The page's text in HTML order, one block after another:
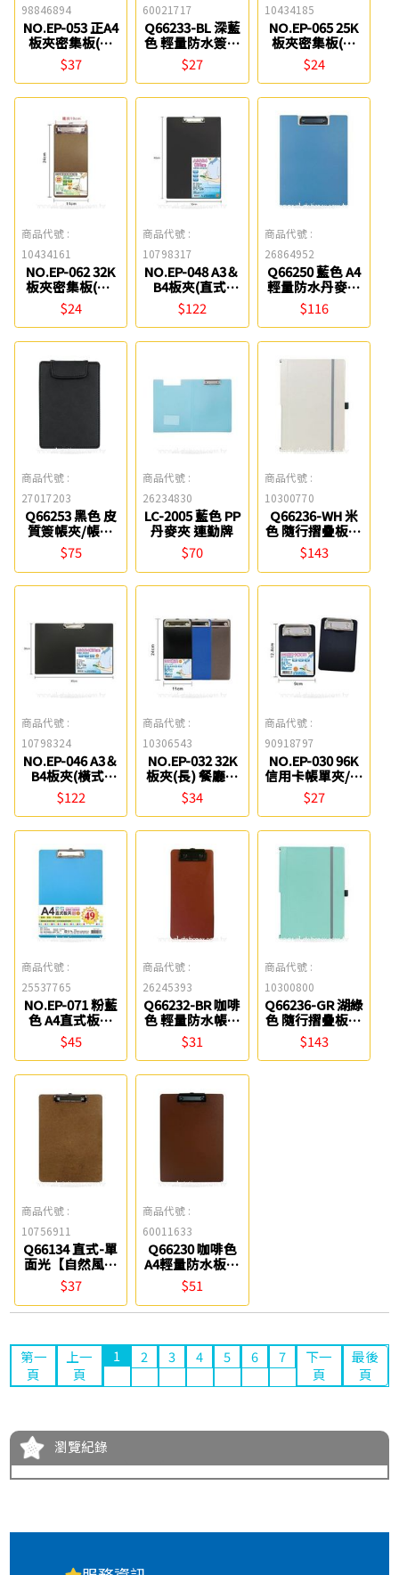
98846894
NO.EP-053 正A4
板夾密集板(橫
式) W.I.P
$37
60021717
Q66233-BL 深藍
色 輕量防水簽帳
板夾/帳單夾
ABEL
$27
10434185
NO.EP-065 25K
板夾密集板(直
式) W.I.P
$24
商品代號 :
10434161
NO.EP-062 32K
板夾密集板(長)
W.I.P
$24
商品代號 :
10798317
NO.EP-048 A3＆
B4板夾(直式)
W.I.P
$122
商品代號 :
26864952
Q66250 藍色 A4
輕量防水丹麥夾
(雙夾款) ABEL
$116
商品代號 :
27017203
Q66253 黑色 皮
質簽帳夾/帳單
夾/板夾 ABEL
$75
商品代號 :
26234830
LC-2005 藍色 PP
丹麥夾 連勤牌
$70
商品代號 :
10300770
Q66236-WH 米
色 隨行摺疊板夾
ABEL
$143
商品代號 :
10798324
NO.EP-046 A3＆
B4板夾(橫式)
W.I.P
$122
商品代號 :
10306543
NO.EP-032 32K
板夾(長) 餐廳用
W.I.P
$34
商品代號 :
90918797
NO.EP-030 96K
信用卡帳單夾/板
夾 W.I.P
$27
商品代號 :
25537765
NO.EP-071 粉藍
色 A4直式板夾
W.I.P
$45
商品代號 :
26245393
Q66232-BR 咖啡
色 輕量防水帳單
夾/板夾 ABEL
$31
商品代號 :
10300800
Q66236-GR 湖綠
色 隨行摺疊板夾
ABEL
$143
商品代號 :
10756911
Q66134 直式-單
面光【自然風】
A4原色板夾
ABEL
$37
商品代號 :
60011633
Q66230 咖啡色
A4輕量防水板夾
ABEL
$51
第一
頁
上一
頁
1 2 3 4 5 6 7
下一
頁
最後
頁
瀏覽紀錄